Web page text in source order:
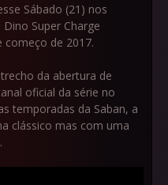
Sábado (21) nos
Super Charge
de 2017.
da abertura de
oficial da série no
temporadas da Saban, a
clássico mas com uma